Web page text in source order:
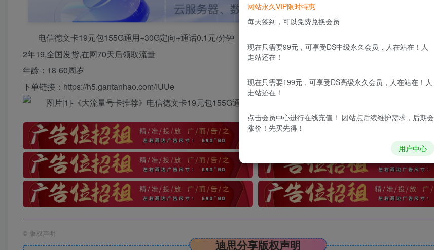
电信德文卡19元包155G通用+30G定向+通话0.1元/分钟
2年19,全国发货,在网70天后领取流量
年龄：18-60周岁
下单链接：https://h5.gantanhao.com/IUUe
© 版权声明
迪思分享版权声明
网站永久VIP限时特惠
每天签到，可以免费兑换会员
现在只需要99元，可享受DS中级永久会员，人在站在！人
走站还在！
现在只需要199元，可享受DS高级永久会员，人在站在！人
走站还在！
点击会员中心进行在线充值！ 因站点后续维护需求，后期会
涨价！先买先得！
用户中心